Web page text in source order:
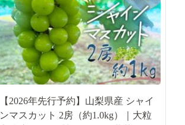
【2026年先行予約】山梨県産 シャイ
ンマスカット 2房（約1.0kg）｜大粒